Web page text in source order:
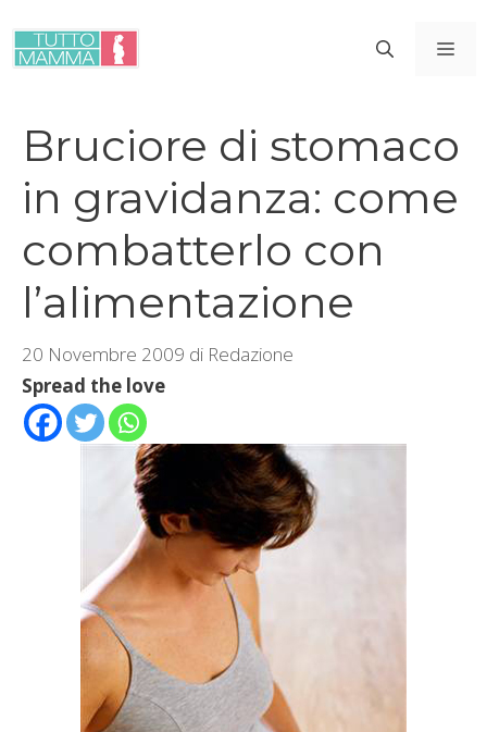
contenuto
Bruciore di stomaco
in gravidanza: come
combatterlo con
l’alimentazione
20 Novembre 2009 di Redazione
Spread the love